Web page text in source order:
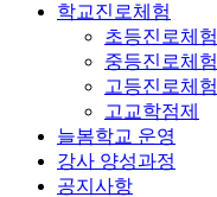
학교진로체험
초등진로체험
중등진로체험
고등진로체험
고교학점제
늘봄학교 운영
강사 양성과정
공지사항